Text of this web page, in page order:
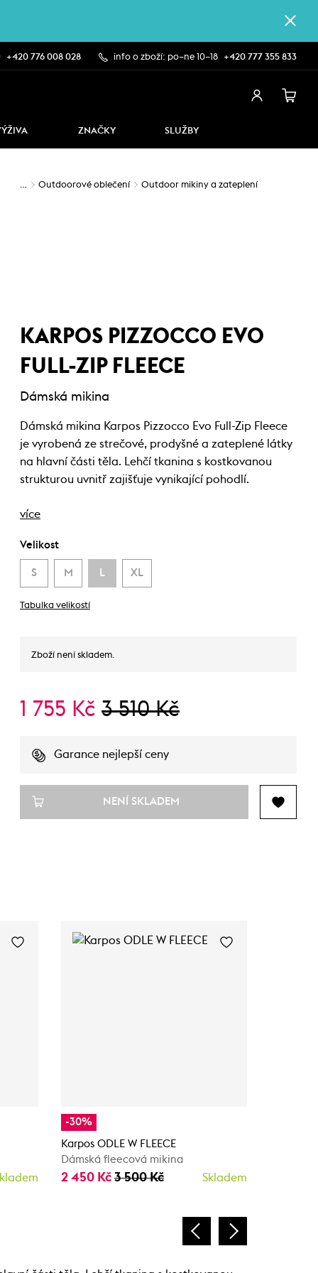
+420 776 008 028 info o zboží: po–ne 10–18 +420 777 355 833
ZNAČKY SLUŽBY
… Outdoorové oblečení Outdoor mikiny a zateplení
KARPOS PIZZOCCO EVO
FULL-ZIP FLEECE
Dámská mikina
Dámská mikina Karpos Pizzocco Evo Full-Zip Fleece
je vyrobená ze strečové, prodyšné a zateplené látky
na hlavní části těla. Lehčí tkanina s kostkovanou
strukturou uvnitř zajišťuje vynikající pohodlí.
více
Velikost
S M L XL
Tabulka velikostí
Zboží není skladem.
1 755 Kč 3 510 Kč
Garance nejlepší ceny
NENÍ SKLADEM
-30%
Karpos ODLE W FLEECE
Dámská fleecová mikina
2 450 Kč 3 500 Kč Skladem